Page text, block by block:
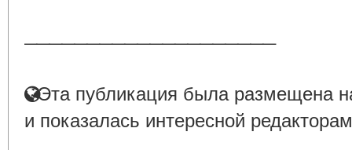
Эта публикация была размещена
и показалась интересной